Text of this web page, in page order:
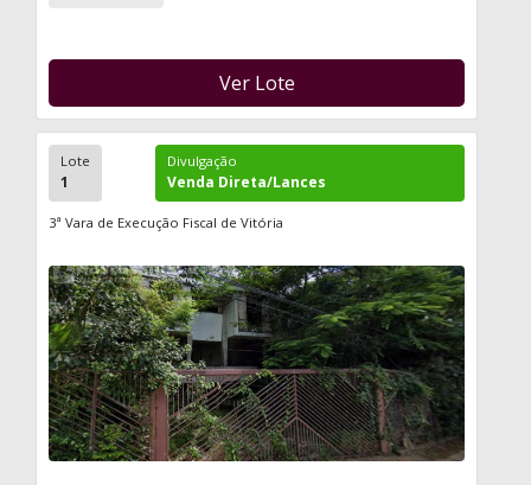
Ver Lote
Lote
1
Divulgação
Venda Direta/Lances
3ª Vara de Execução Fiscal de Vitória